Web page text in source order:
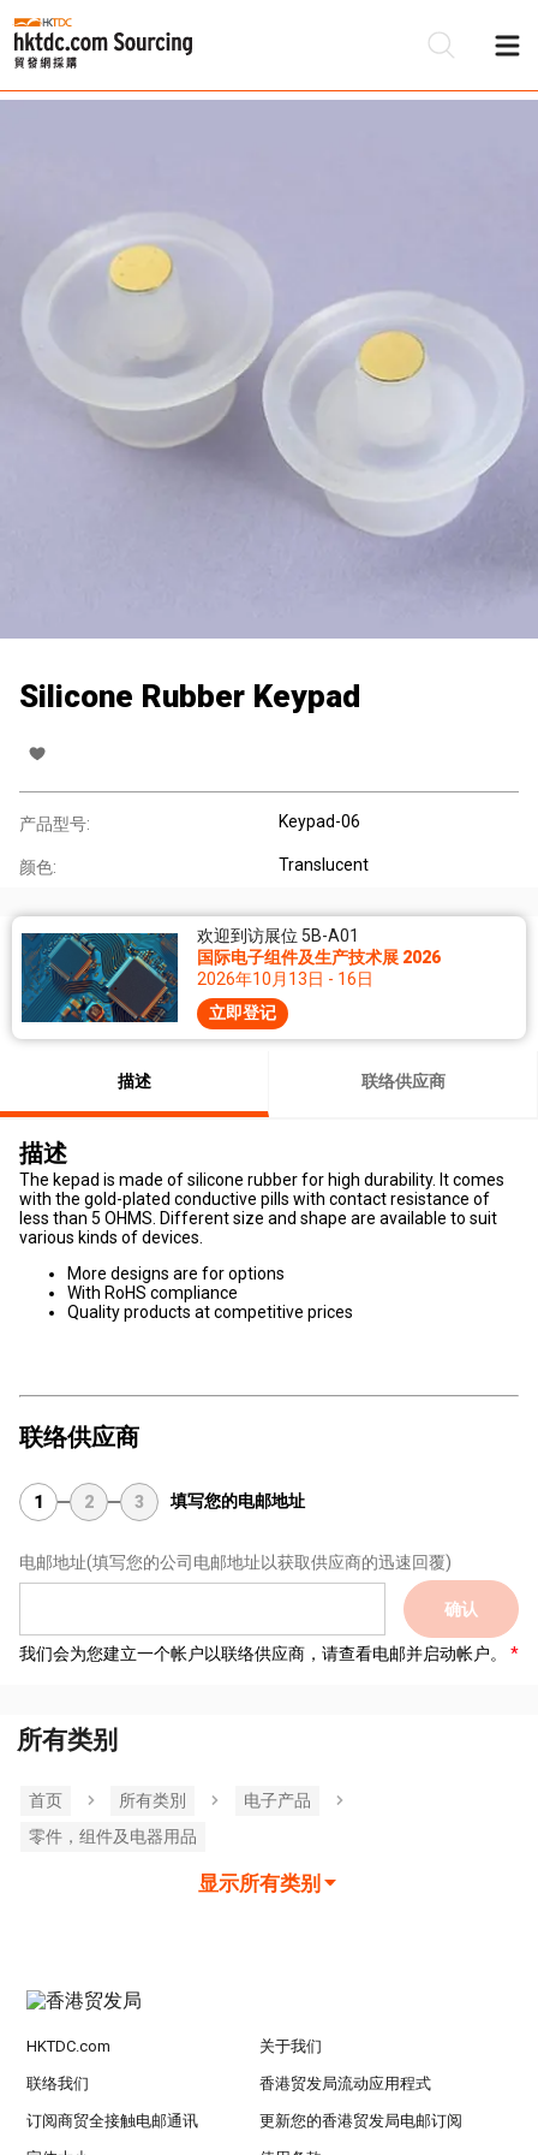
Silicone Rubber Keypad
产品型号: Keypad-06
颜色: Translucent
欢迎到访展位 5B-A01
国际电子组件及生产技术展 2026
2026年10月13日 - 16日
立即登记
描述 联络供应商
描述
The kepad is made of silicone rubber for high durability. It comes
with the gold-plated conductive pills with contact resistance of
less than 5 OHMS. Different size and shape are available to suit
various kinds of devices.
More designs are for options
With RoHS compliance
Quality products at competitive prices
联络供应商
1 2 3 填写您的电邮地址
电邮地址(填写您的公司电邮地址以获取供应商的迅速回覆)
确认
我们会为您建立一个帐户以联络供应商，请查看电邮并启动帐户。
所有类别
首页 所有类別
电子产品
零件，组件及电器用品
显示所有类别
HKTDC.com 关于我们
联络我们 香港贸发局流动应用程式
订阅商贸全接触电邮通讯 更新您的香港贸发局电邮订阅